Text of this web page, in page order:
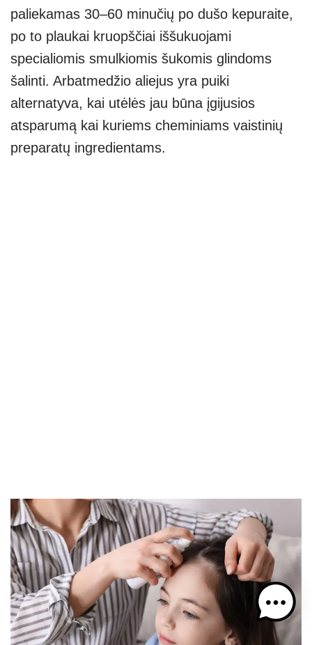
paliekamas 30–60 minučių po dušo kepuraite,
po to plaukai kruopščiai iššukuojami
specialiomis smulkiomis šukomis glindoms
šalinti. Arbatmedžio aliejus yra puiki
alternatyva, kai utėlės jau būna įgijusios
atsparumą kai kuriems cheminiams vaistinių
preparatų ingredientams.